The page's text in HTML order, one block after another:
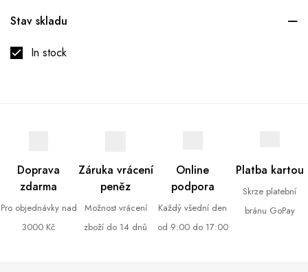
Stav skladu
In stock
Doprava
zdarma
Pro objednávky nad
3000 Kč
Záruka vrácení
peněz
Možnost vrácení
zboží do 14 dnů
Online
podpora
Každý všední den
od 9:00 do 17:00
Platba kartou
Skrze platební
bránu GoPay